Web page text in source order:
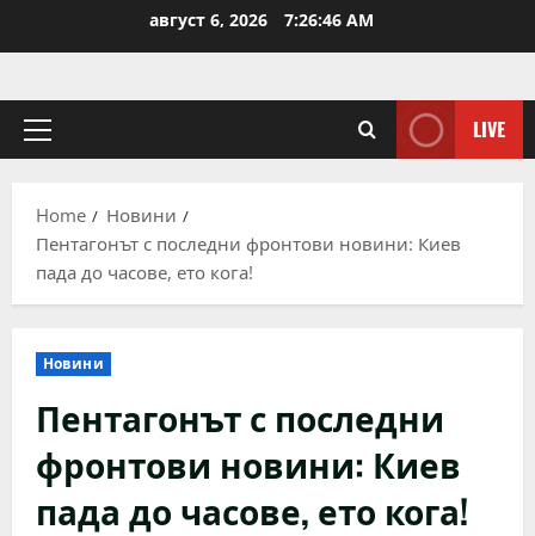
август 6, 2026 7:26:47 AM
Primary
LIVE
Home
Новини
Пентагонът с последни фронтови новини: Киев
пада до часове, ето кога!
Новини
Пентагонът с последни
фронтови новини: Киев
пада до часове, ето кога!